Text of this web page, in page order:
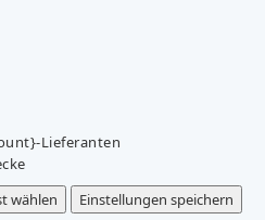
Lieferanten
wählen
Einstellungen speichern